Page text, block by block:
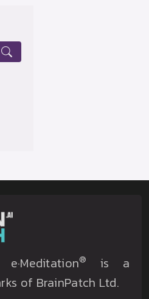
®
is a
of BrainPatch Ltd.